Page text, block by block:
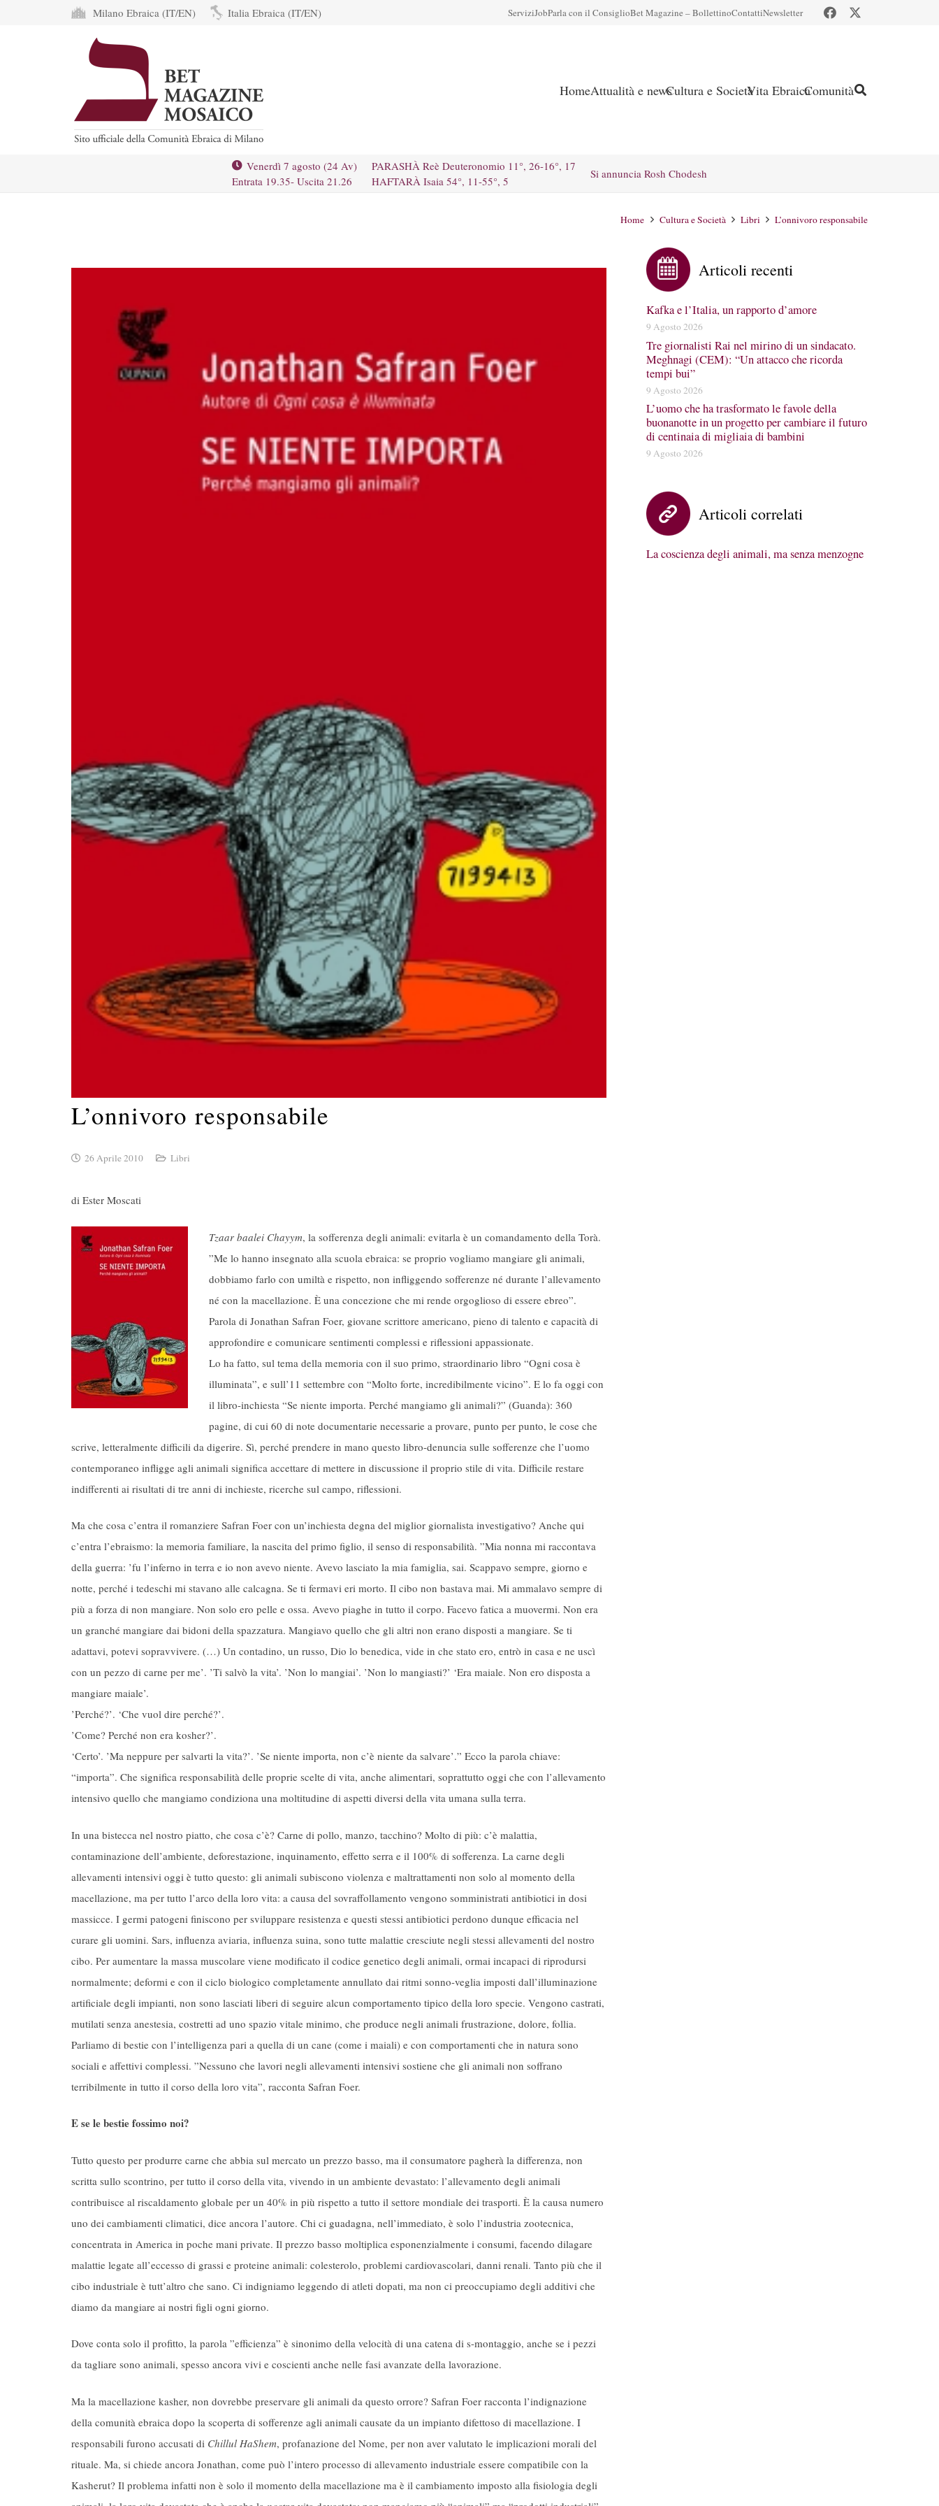
Milano Ebraica (IT/EN) Italia Ebraica (IT/EN) ServiziJobParla con il ConsiglioBet Magazine – BollettinoContattiNewsletter
HomeAttualità e newsCultura e SocietàVita EbraicaComunità
Venerdì 7 agosto (24 Av)
Entrata 19.35- Uscita 21.26
PARASHÀ Reè Deuteronomio 11°, 26-16°, 17
HAFTARÀ Isaia 54°, 11-55°, 5
Si annuncia Rosh Chodesh
Home Cultura e Società Libri L’onnivoro responsabile
L’onnivoro responsabile
26 Aprile 2010 Libri
di Ester Moscati
Tzaar baalei Chayym, la sofferenza degli animali: evitarla è un comandamento della Torà.
”Me lo hanno insegnato alla scuola ebraica: se proprio vogliamo mangiare gli animali,
dobbiamo farlo con umiltà e rispetto, non infliggendo sofferenze né durante l’allevamento
né con la macellazione. È una concezione che mi rende orgoglioso di essere ebreo”.
Parola di Jonathan Safran Foer, giovane scrittore americano, pieno di talento e capacità di
approfondire e comunicare sentimenti complessi e riflessioni appassionate.
Lo ha fatto, sul tema della memoria con il suo primo, straordinario libro “Ogni cosa è
illuminata”, e sull’11 settembre con “Molto forte, incredibilmente vicino”. E lo fa oggi con
il libro-inchiesta “Se niente importa. Perché mangiamo gli animali?” (Guanda): 360
pagine, di cui 60 di note documentarie necessarie a provare, punto per punto, le cose che
scrive, letteralmente difficili da digerire. Sì, perché prendere in mano questo libro-denuncia sulle sofferenze che l’uomo
contemporaneo infligge agli animali significa accettare di mettere in discussione il proprio stile di vita. Difficile restare
indifferenti ai risultati di tre anni di inchieste, ricerche sul campo, riflessioni.
Ma che cosa c’entra il romanziere Safran Foer con un’inchiesta degna del miglior giornalista investigativo? Anche qui
c’entra l’ebraismo: la memoria familiare, la nascita del primo figlio, il senso di responsabilità. ”Mia nonna mi raccontava
della guerra: ’fu l’inferno in terra e io non avevo niente. Avevo lasciato la mia famiglia, sai. Scappavo sempre, giorno e
notte, perché i tedeschi mi stavano alle calcagna. Se ti fermavi eri morto. Il cibo non bastava mai. Mi ammalavo sempre di
più a forza di non mangiare. Non solo ero pelle e ossa. Avevo piaghe in tutto il corpo. Facevo fatica a muovermi. Non era
un granché mangiare dai bidoni della spazzatura. Mangiavo quello che gli altri non erano disposti a mangiare. Se ti
adattavi, potevi sopravvivere. (…) Un contadino, un russo, Dio lo benedica, vide in che stato ero, entrò in casa e ne uscì
con un pezzo di carne per me’. ’Ti salvò la vita’. ’Non lo mangiai’. ’Non lo mangiasti?’ ‘Era maiale. Non ero disposta a
mangiare maiale’.
’Perché?’. ‘Che vuol dire perché?’.
’Come? Perché non era kosher?’.
‘Certo’. ’Ma neppure per salvarti la vita?’. ’Se niente importa, non c’è niente da salvare’.” Ecco la parola chiave:
“importa”. Che significa responsabilità delle proprie scelte di vita, anche alimentari, soprattutto oggi che con l’allevamento
intensivo quello che mangiamo condiziona una moltitudine di aspetti diversi della vita umana sulla terra.
In una bistecca nel nostro piatto, che cosa c’è? Carne di pollo, manzo, tacchino? Molto di più: c’è malattia,
contaminazione dell’ambiente, deforestazione, inquinamento, effetto serra e il 100% di sofferenza. La carne degli
allevamenti intensivi oggi è tutto questo: gli animali subiscono violenza e maltrattamenti non solo al momento della
macellazione, ma per tutto l’arco della loro vita: a causa del sovraffollamento vengono somministrati antibiotici in dosi
massicce. I germi patogeni finiscono per sviluppare resistenza e questi stessi antibiotici perdono dunque efficacia nel
curare gli uomini. Sars, influenza aviaria, influenza suina, sono tutte malattie cresciute negli stessi allevamenti del nostro
cibo. Per aumentare la massa muscolare viene modificato il codice genetico degli animali, ormai incapaci di riprodursi
normalmente; deformi e con il ciclo biologico completamente annullato dai ritmi sonno-veglia imposti dall’illuminazione
artificiale degli impianti, non sono lasciati liberi di seguire alcun comportamento tipico della loro specie. Vengono castrati,
mutilati senza anestesia, costretti ad uno spazio vitale minimo, che produce negli animali frustrazione, dolore, follia.
Parliamo di bestie con l’intelligenza pari a quella di un cane (come i maiali) e con comportamenti che in natura sono
sociali e affettivi complessi. ”Nessuno che lavori negli allevamenti intensivi sostiene che gli animali non soffrano
terribilmente in tutto il corso della loro vita”, racconta Safran Foer.
E se le bestie fossimo noi?
Tutto questo per produrre carne che abbia sul mercato un prezzo basso, ma il consumatore pagherà la differenza, non
scritta sullo scontrino, per tutto il corso della vita, vivendo in un ambiente devastato: l’allevamento degli animali
contribuisce al riscaldamento globale per un 40% in più rispetto a tutto il settore mondiale dei trasporti. È la causa numero
uno dei cambiamenti climatici, dice ancora l’autore. Chi ci guadagna, nell’immediato, è solo l’industria zootecnica,
concentrata in America in poche mani private. Il prezzo basso moltiplica esponenzialmente i consumi, facendo dilagare
malattie legate all’eccesso di grassi e proteine animali: colesterolo, problemi cardiovascolari, danni renali. Tanto più che il
cibo industriale è tutt’altro che sano. Ci indigniamo leggendo di atleti dopati, ma non ci preoccupiamo degli additivi che
diamo da mangiare ai nostri figli ogni giorno.
Dove conta solo il profitto, la parola ”efficienza” è sinonimo della velocità di una catena di s-montaggio, anche se i pezzi
da tagliare sono animali, spesso ancora vivi e coscienti anche nelle fasi avanzate della lavorazione.
Ma la macellazione kasher, non dovrebbe preservare gli animali da questo orrore? Safran Foer racconta l’indignazione
della comunità ebraica dopo la scoperta di sofferenze agli animali causate da un impianto difettoso di macellazione. I
responsabili furono accusati di Chillul HaShem, profanazione del Nome, per non aver valutato le implicazioni morali del
rituale. Ma, si chiede ancora Jonathan, come può l’intero processo di allevamento industriale essere compatibile con la
Kasherut? Il problema infatti non è solo il momento della macellazione ma è il cambiamento imposto alla fisiologia degli
Articoli recenti
Kafka e l’Italia, un rapporto d’amore
9 Agosto 2026
Tre giornalisti Rai nel mirino di un sindacato.
Meghnagi (CEM): “Un attacco che ricorda
tempi bui”
9 Agosto 2026
L’uomo che ha trasformato le favole della
buonanotte in un progetto per cambiare il futuro
di centinaia di migliaia di bambini
9 Agosto 2026
Articoli correlati
La coscienza degli animali, ma senza menzogne